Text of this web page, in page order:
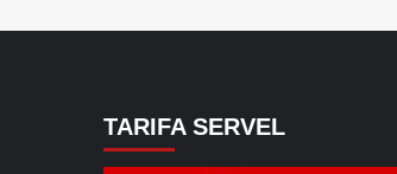
TARIFA SERVEL